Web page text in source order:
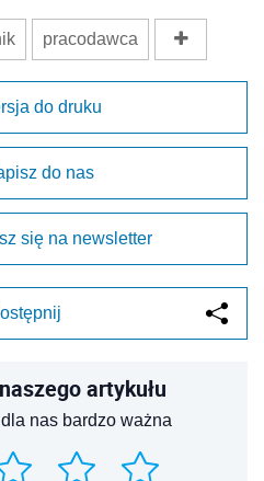
pracodawca
do druku
do nas
się na newsletter
artykułu
nas bardzo ważna